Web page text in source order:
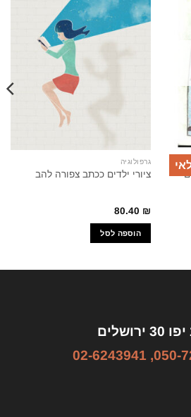
גרפולוגיה
ציורי ילדים ככתב צפורה להב
80.40 ₪
הוספה לסל
050-
,
02-6243941